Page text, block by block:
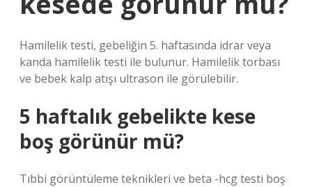
Hamilelik testi, gebeliğin 5. haftasında idrar veya
kanda hamilelik testi ile bulunur. Hamilelik torbası
ve bebek kalp atışı ultrason ile görülebilir.
5 haftalık gebelikte kese
boş görünür mü?
Tıbbi görüntüleme teknikleri ve beta -hcg testi boş